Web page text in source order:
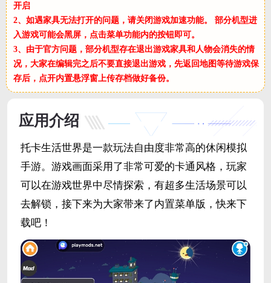
开启
2、如遇家具无法打开的问题，请关闭游戏加速功能。 部分机型进
入游戏可能会黑屏，点击菜单功能内的按钮即可。
3、由于官方问题，部分机型存在退出游戏家具和人物会消失的情
况，大家在编辑完之后不要直接退出游戏，先返回地图等待游戏保
存后，点开内置悬浮窗上传存档做好备份。
应用介绍
托卡生活世界是一款玩法自由度非常高的休闲模拟
手游。游戏画面采用了非常可爱的卡通风格，玩家
可以在游戏世界中尽情探索，有超多生活场景可以
去解锁，接下来为大家带来了内置菜单版，快来下
载吧！